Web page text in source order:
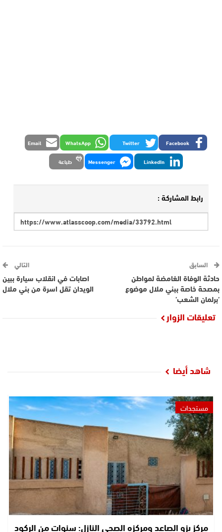
Facebook
Twitter
WhatsApp
Email
LinkedIn
Messenger طباعة
رابط المشاركة :
السابق
حادثة الوفاة الغامضة لمواطن
بمصحة خاصة ببني ملال موضوع
’برلمان الشعب’
التالي
اصابات في انقلاب سيارة ببين
الويدان تقل اسرة من بني ملال
تعليقات الزوار
شاهد أيضا
مستجدات
مركز بزو الصاعد ومركزه الصحي النازل: سنوات من الركود